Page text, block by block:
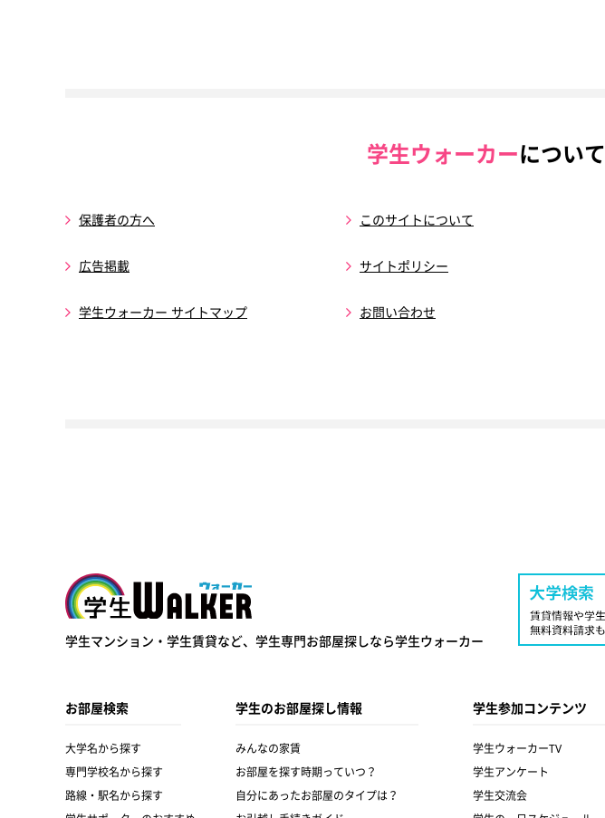
学生ウォーカーについて
保護者の方へ このサイトについて
広告掲載 サイトポリシー
学生ウォーカー サイトマップ お問い合わせ
学生ウォーカー
学生マンション・学生賃貸など、 学生専門お部屋探しなら学生ウォーカー
お部屋検索
大学名から探す
専門学校名から探す
路線・駅名から探す
学生のお部屋探し情報
みんなの家賃
お部屋を探す時期っていつ？
自分にあったお部屋のタイプは？
学生参加コンテンツ
学生ウォーカーTV
学生アンケート
学生交流会